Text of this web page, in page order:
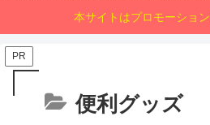
本サイトはプロモーショ
PR
便利グッズ